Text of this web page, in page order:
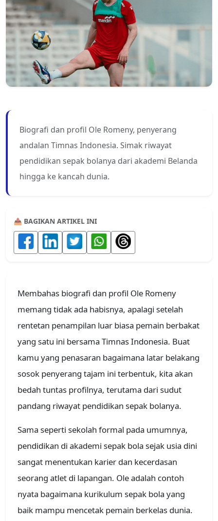
Biografi dan profil Ole Romeny, penyerang
andalan Timnas Indonesia. Simak riwayat
pendidikan sepak bolanya dari akademi Belanda
hingga ke kancah dunia.
📤 BAGIKAN ARTIKEL INI
Membahas biografi dan profil Ole Romeny
memang tidak ada habisnya, apalagi setelah
rentetan penampilan luar biasa pemain berbakat
yang satu ini bersama Timnas Indonesia. Buat
kamu yang penasaran bagaimana latar belakang
sosok penyerang tajam ini terbentuk, kita akan
bedah tuntas profilnya, terutama dari sudut
pandang riwayat pendidikan sepak bolanya.
Sama seperti sekolah formal pada umumnya,
pendidikan di akademi sepak bola sejak usia dini
sangat menentukan karier dan kecerdasan
seorang atlet di lapangan. Ole adalah contoh
nyata bagaimana kurikulum sepak bola yang
baik mampu mencetak pemain berkelas dunia.